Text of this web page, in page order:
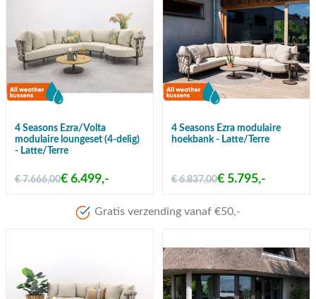
4 Seasons Ezra/Volta
modulaire loungeset (4-delig)
- Latte/Terre
€ 7.666,00€ 6.499,-
4 Seasons Ezra modulaire
hoekbank - Latte/Terre
€ 6.837,00€ 5.795,-
Gratis verzending vanaf €50,-